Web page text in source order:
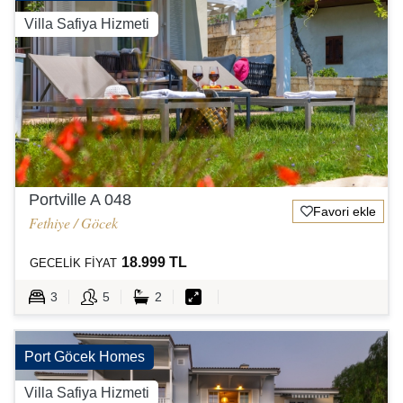
Villa Safiya Hizmeti
Portville A 048
Fethiye / Göcek
Favori ekle
GECELİK FİYAT 18.999 TL
3 5 2
Port Göcek Homes
Villa Safiya Hizmeti